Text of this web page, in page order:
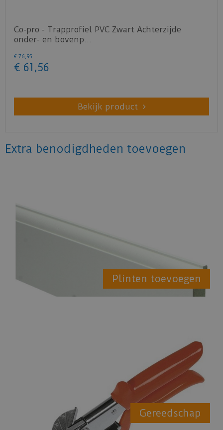
Co-pro - Trapprofiel PVC Zwart Achterzijde
onder- en bovenp…
€ 76,95
€ 61 ,56
Bekijk product
Extra benodigdheden toevoegen
Plinten toevoegen
Gereedschap